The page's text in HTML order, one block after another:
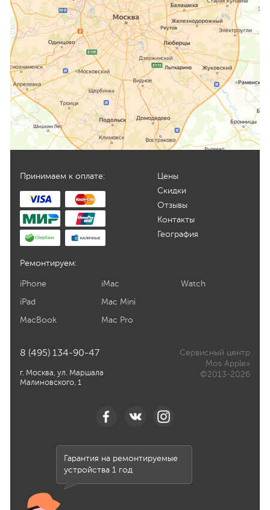
Принимаем к оплате:
Цены
Скидки
Отзывы
Контакты
География
Ремонтируем:
iPhone
iPad
MacBook
iMac
Mac Mini
Mac Pro
Watch
8 (495) 134-90-47
г. Москва, ул. Маршала
Малиновского, 1
Сервисный центр
Mos Apple»
©2013-2026
Гарантия на ремонтируемые
устройства 1 год